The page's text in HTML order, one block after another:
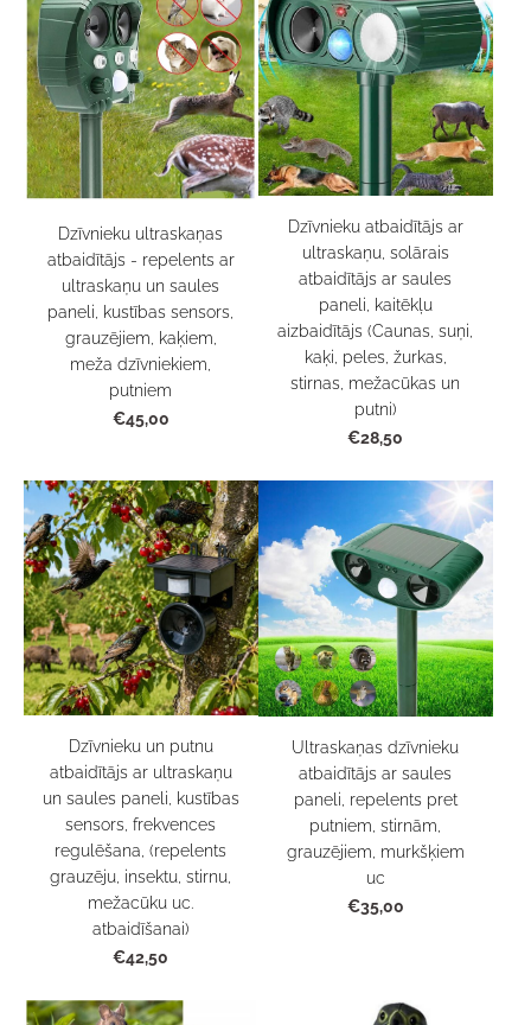
Dzīvnieku ultraskaņas
atbaidītājs - repelents ar
ultraskaņu un saules
paneli, kustības sensors,
grauzējiem, kaķiem,
meža dzīvniekiem,
putniem
€45,00
Dzīvnieku atbaidītājs ar
ultraskaņu, solārais
atbaidītājs ar saules
paneli, kaitēkļu
aizbaidītājs (Caunas, suņi,
kaķi, peles, žurkas,
stirnas, mežacūkas un
putni)
€28,50
Dzīvnieku un putnu
atbaidītājs ar ultraskaņu
un saules paneli, kustības
sensors, frekvences
regulēšana, (repelents
grauzēju, insektu, stirnu,
mežacūku uc.
atbaidīšanai)
€42,50
Ultraskaņas dzīvnieku
atbaidītājs ar saules
paneli, repelents pret
putniem, stirnām,
grauzējiem, murkšķiem
uc
€35,00